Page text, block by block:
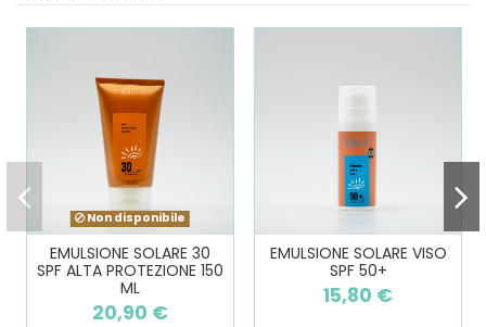
Non disponibile
EMULSIONE SOLARE 30
SPF ALTA PROTEZIONE 150
ML
20,90 €
EMULSIONE SOLARE VISO
SPF 50+
15,80 €